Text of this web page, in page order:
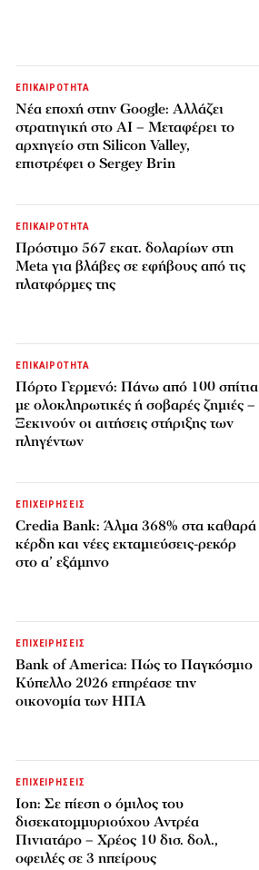
ΕΠΙΚΑΙΡΟΤΗΤΑ
Νέα εποχή στην Google: Αλλάζει
στρατηγική στο AI – Μεταφέρει το
αρχηγείο στη Silicon Valley,
επιστρέφει ο Sergey Brin
ΕΠΙΚΑΙΡΟΤΗΤΑ
Πρόστιμο 567 εκατ. δολαρίων στη
Meta για βλάβες σε εφήβους από τις
πλατφόρμες της
ΕΠΙΚΑΙΡΟΤΗΤΑ
Πόρτο Γερμενό: Πάνω από 100 σπίτια
με ολοκληρωτικές ή σοβαρές ζημιές –
Ξεκινούν οι αιτήσεις στήριξης των
πληγέντων
ΕΠΙΧΕΙΡΗΣΕΙΣ
Credia Bank: Άλμα 368% στα καθαρά
κέρδη και νέες εκταμιεύσεις-ρεκόρ
στο α’ εξάμηνο
ΕΠΙΧΕΙΡΗΣΕΙΣ
Bank of America: Πώς το Παγκόσμιο
Κύπελλο 2026 επηρέασε την
οικονομία των ΗΠΑ
ΕΠΙΧΕΙΡΗΣΕΙΣ
Ion: Σε πίεση ο όμιλος του
δισεκατομμυριούχου Αντρέα
Πινιατάρο – Χρέος 10 δισ. δολ.,
οφειλές σε 3 ηπείρους